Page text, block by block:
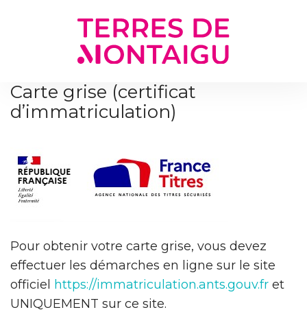
Carte grise (certificat
d’immatriculation)
Pour obtenir votre carte grise, vous devez
effectuer les démarches en ligne sur le site
officiel
https://immatriculation.ants.gouv.fr et
UNIQUEMENT sur ce site.